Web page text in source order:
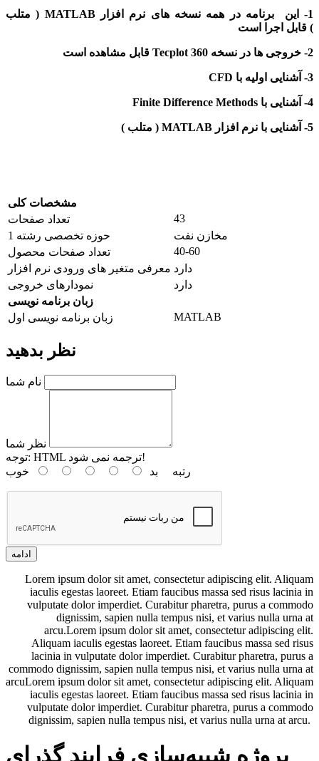
1- این برنامه در همه نسخه های
نرم افزار MATLAB ( متلب
) قابل اجرا است
2- خروجی ها در نسخه Tecplot 360 قابل مشاهده است
3- آشنایی اولیه با CFD
4- آشنایی با Finite Difference Methods
5- آشنایی با نرم افزار MATLAB ( متلب )
مشخصات کلی
تعداد صفحات
43
حوزه تخصصی رشته 1
مخازن نفت
تعداد صفحات محصول
40-60
معرفی متغیر های ورودی نرم افزار دارد
نمودارهای خروجی
دارد
زبان برنامه نویسی
زبان برنامه نویسی اول
MATLAB
نظر بدهید
نام شما
نظر شما
توجه:
HTML ترجمه نمی شود!
رتبه بد خوب
ادامه
Lorem ipsum dolor sit amet, consectetur adipiscing elit. Aliquam
iaculis egestas laoreet. Etiam faucibus massa sed risus lacinia in
vulputate dolor imperdiet. Curabitur pharetra, purus a commodo
dignissim, sapien nulla tempus nisi, et varius nulla urna at
arcu.Lorem ipsum dolor sit amet, consectetur adipiscing elit.
Aliquam iaculis egestas laoreet. Etiam faucibus massa sed risus
lacinia in vulputate dolor imperdiet. Curabitur pharetra, purus a
commodo dignissim, sapien nulla tempus nisi, et varius nulla urna at
arcuLorem ipsum dolor sit amet, consectetur adipiscing elit. Aliquam
iaculis egestas laoreet. Etiam faucibus massa sed risus lacinia in
vulputate dolor imperdiet. Curabitur pharetra, purus a commodo
dignissim, sapien nulla tempus nisi, et varius nulla urna at arcu.
پروژه شبیه‌سازی فرایند گذرای